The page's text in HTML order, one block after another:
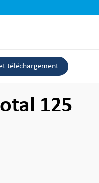
téléchargement
125